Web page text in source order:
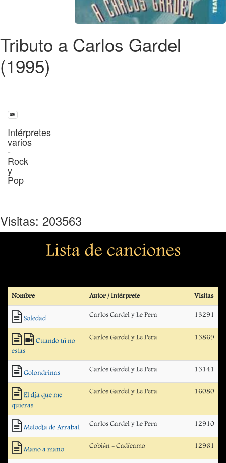
Tributo a Carlos Gardel
(1995)
Intérpretes
varios
-
Rock
y
Pop
Visitas: 203563
Lista de canciones
Nombre Autor / intérprete Visitas
Soledad Carlos Gardel y Le Pera 13291
Cuando tú no
estas
Carlos Gardel y Le Pera 13869
Golondrinas Carlos Gardel y Le Pera 13141
El día que me
quieras
Carlos Gardel y Le Pera 16080
Melodía de Arrabal Carlos Gardel y Le Pera 12910
Mano a mano Cobián - Cadícamo 12961